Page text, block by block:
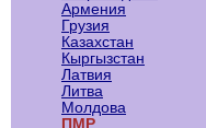
Армения
Грузия
Казахстан
Кыргызстан
Латвия
Литва
Молдова
ПМР